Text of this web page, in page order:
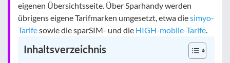
eigenen Übersichtsseite. Über Sparhandy werden
übrigens eigene Tarifmarken umgesetzt, etwa diesimyo-
Tarifesowie die sparSIM- und die HIGH-mobile-Tarife.
Inhaltsverzeichnis